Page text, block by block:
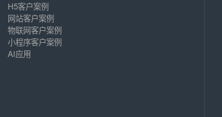
H5客户案例
网站客户案例
物联网客户案例
小程序客户案例
AI应用